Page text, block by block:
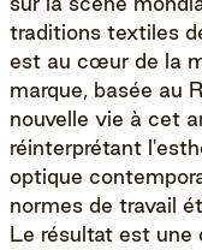
traditions textiles
est au cœur de la
marque, basée au
nouvelle vie à cet
réinterprétant
optique
normes de travail
Le résultat est